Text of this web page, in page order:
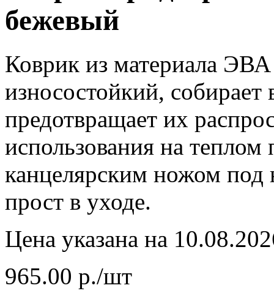
бежевый
Коврик из материала
износостойкий, собирает
предотвращает их
использования на
канцелярским ножом
прост в уходе.
Цена указана на
965.00 р./шт